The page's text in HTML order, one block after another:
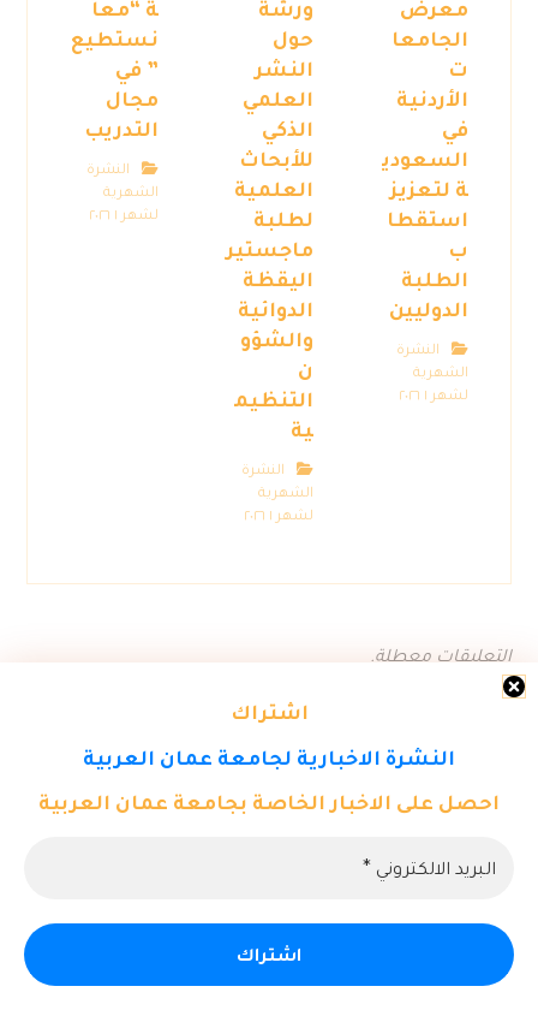
اشتراك
النشرة الاخبارية لجامعة عمان العربية
احصل على الاخبار الخاصة بجامعة عمان العربية
معرض
الجامعا
ت
الأردنية
في
السعودي
ة لتعزيز
استقطا
ب
الطلبة
الدوليين
النشرة
الشهرية
لشهر ١ ٢٠٢٦
ورشة
حول
النشر
العلمي
الذكي
للأبحاث
العلمية
لطلبة
ماجستير
اليقظة
الدوائية
والشؤو
ن
التنظيم
ية
النشرة
الشهرية
لشهر ١ ٢٠٢٦
ة “معاً
نستطيع
” في
مجال
التدريب
النشرة
الشهرية
لشهر ١ ٢٠٢٦
التعليقات معطلة.
© حقوق النشر ٢٠٢٦. كل الحقوق محفوظة لمركز تكنولوجيا المعلومات -